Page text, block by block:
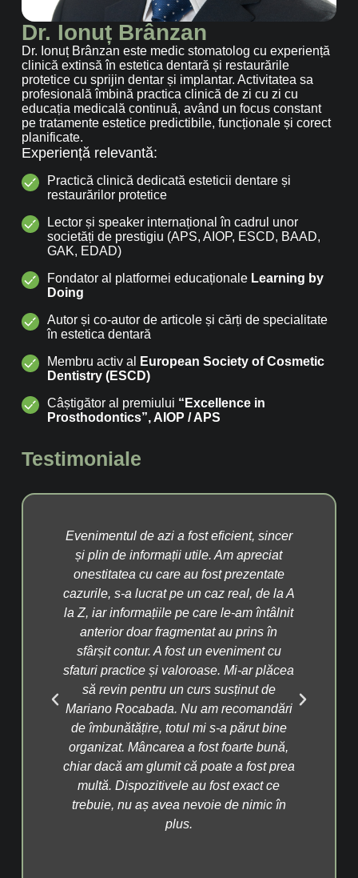
Dr. Ionuț Brânzan
Dr. Ionuț Brânzan este medic stomatolog cu experiență
clinică extinsă în estetica dentară și restaurările
protetice cu sprijin dentar și implantar. Activitatea sa
profesională îmbină practica clinică de zi cu zi cu
educația medicală continuă, având un focus constant
pe tratamente estetice predictibile, funcționale și corect
planificate.
Experiență relevantă:
Practică clinică dedicată esteticii dentare și
restaurărilor protetice
Lector și speaker internațional în cadrul unor
societăți de prestigiu (APS, AIOP, ESCD, BAAD,
GAK, EDAD)
Fondator al platformei educaționale Learning by
Doing
Autor și co-autor de articole și cărți de specialitate
în estetica dentară
Membru activ al
European Society of Cosmetic
Dentistry (ESCD)
Câștigător al premiului “Excellence in
Prosthodontics”, AIOP / APS
Testimoniale
Evenimentul de azi a fost eficient, sincer
și plin de informații utile. Am apreciat
onestitatea cu care au fost prezentate
cazurile, s-a lucrat pe un caz real, de la A
la Z, iar informațiile pe care le-am întâlnit
anterior doar fragmentat au prins în
sfârșit contur. A fost un eveniment cu
sfaturi practice și valoroase. Mi-ar plăcea
să revin pentru un curs susținut de
Mariano Rocabada. Nu am recomandări
de îmbunătățire, totul mi s-a părut bine
organizat. Mâncarea a fost foarte bună,
chiar dacă am glumit că poate a fost prea
multă. Dispozitivele au fost exact ce
trebuie, nu aș avea nevoie de nimic în
plus.